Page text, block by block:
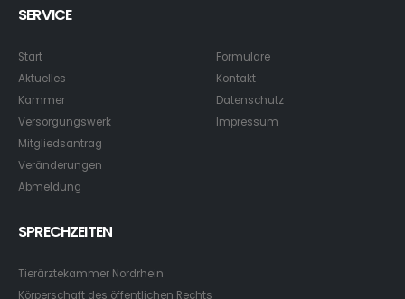
SERVICE
Start
Aktuelles
Kammer
Versorgungswerk
Mitgliedsantrag
Veränderungen
Abmeldung
Formulare
Kontakt
Datenschutz
Impressum
SPRECHZEITEN
Tierärztekammer Nordrhein
Körperschaft des öffentlichen Rechts